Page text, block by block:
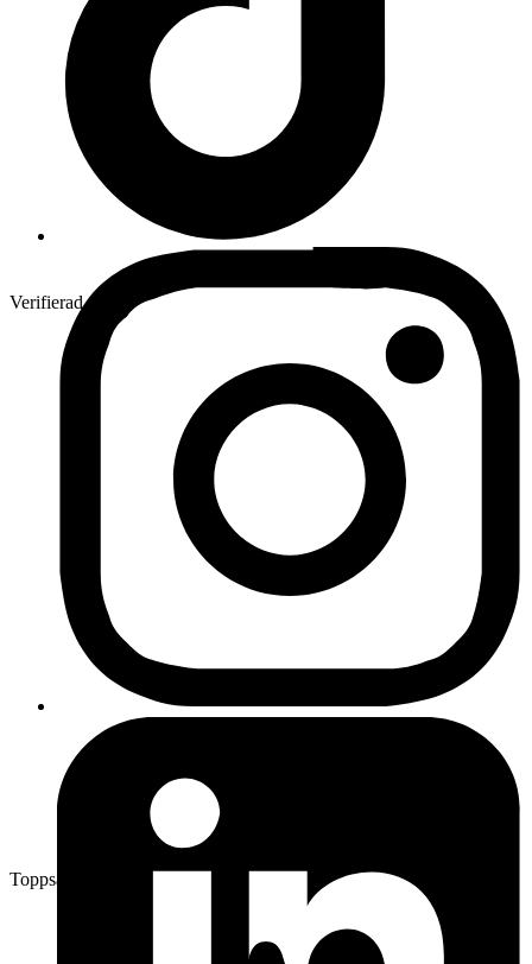
Verifierad
Toppsäljare